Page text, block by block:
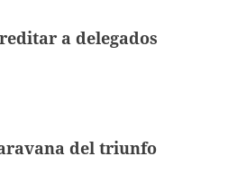
a delegados
del triunfo